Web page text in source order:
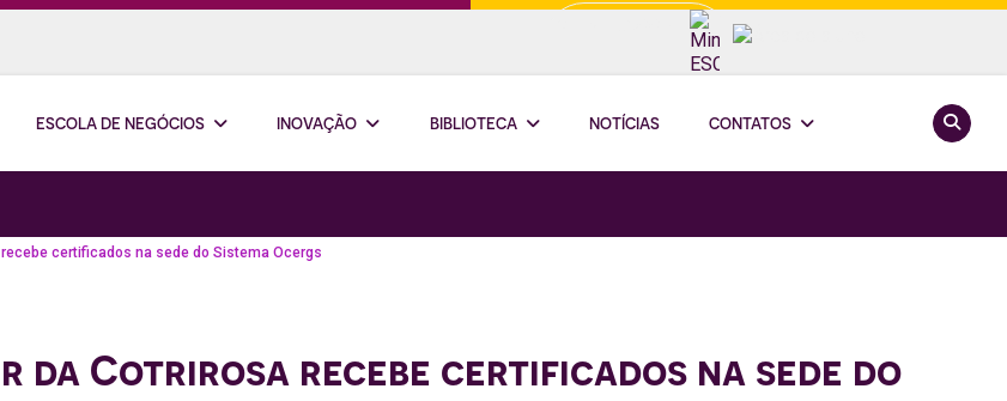
ESCOLA DE NEGÓCIOS INOVAÇÃO BIBLIOTECA NOTÍCIAS CONTATOS
certificados na sede do Sistema Ocergs
da Cotrirosa recebe certificados na sede do